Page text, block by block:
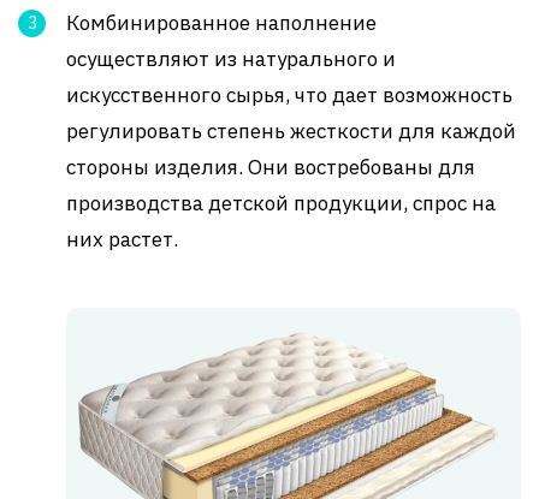
Комбинированное наполнение
осуществляют из натурального и
искусственного сырья, что дает возможность
регулировать степень жесткости для каждой
стороны изделия. Они востребованы для
производства детской продукции, спрос на
них растет.